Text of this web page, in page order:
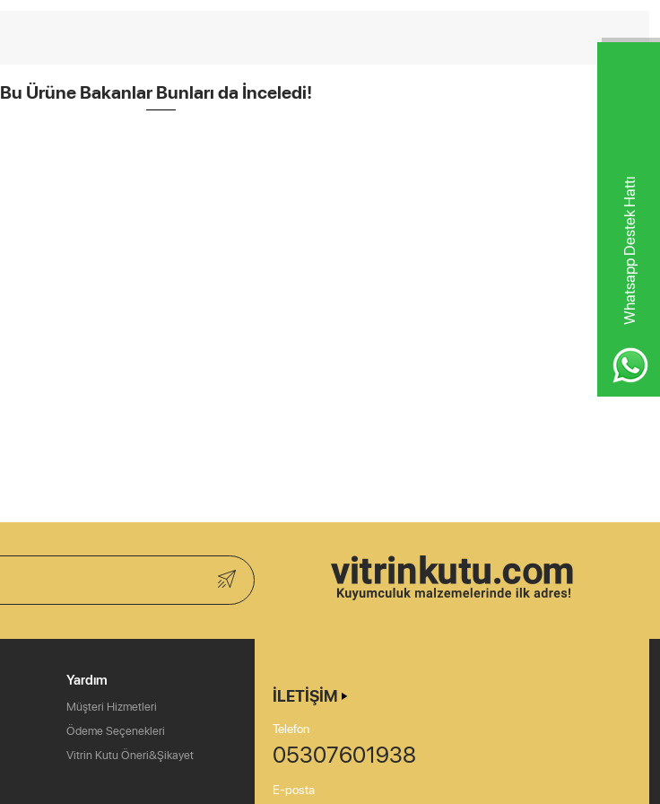
Whatsapp Destek Hattı
Bu Ürüne Bakanlar Bunları da İnceledi!
Yardım
Müşteri Hizmetleri
Ödeme Seçenekleri
Vitrin Kutu Öneri&Şikayet
İLETIŞIM
Telefon
05307601938
E-posta